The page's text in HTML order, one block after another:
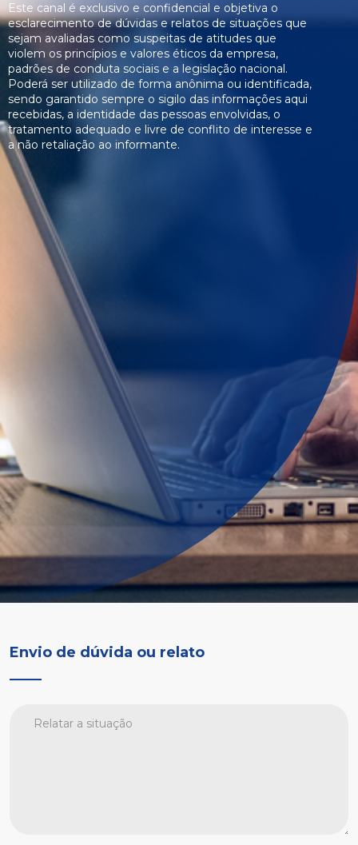
Este canal é exclusivo e confidencial e objetiva o
esclarecimento de dúvidas e relatos de situações que
sejam avaliadas como suspeitas de atitudes que
violem os princípios e valores éticos da empresa,
padrões de conduta sociais e a legislação nacional.
Poderá ser utilizado de forma anônima ou identificada,
sendo garantido sempre o sigilo das informações aqui
recebidas, a identidade das pessoas envolvidas, o
tratamento adequado e livre de conflito de interesse e
a não retaliação ao informante.
Envio de dúvida ou relato